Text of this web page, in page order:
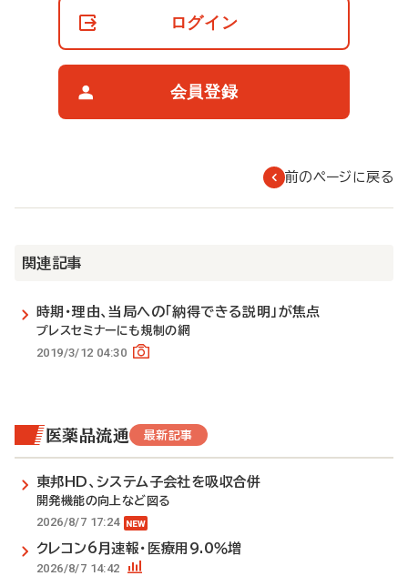
ログイン
会員登録
前のページに戻る
関連記事
時期・理由、当局への「納得できる説明」が焦点
プレスセミナーにも規制の網
2019/3/12 04:30
医薬品流通 最新記事
東邦HD、システム子会社を吸収合併
開発機能の向上など図る
2026/8/7 17:24
クレコン6月速報・医療用9.0％増
2026/8/7 14:42